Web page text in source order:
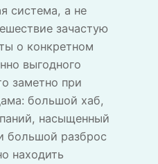
система, а не
зачастую
о конкретном
выгодного
заметно при
большой хаб,
насыщенный
большой разброс
находить